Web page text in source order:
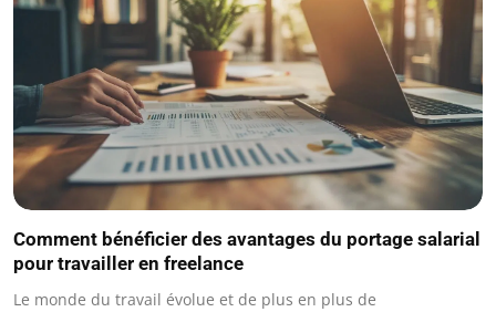
Comment bénéficier des avantages du portage salarial
pour travailler en freelance
Le monde du travail évolue et de plus en plus de